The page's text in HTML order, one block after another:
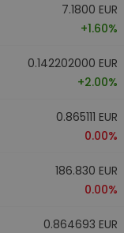
7.1800 EUR
+1.60%
0.142202000 EUR
+2.00%
0.865111 EUR
0.00%
186.830 EUR
0.00%
0.864693 EUR